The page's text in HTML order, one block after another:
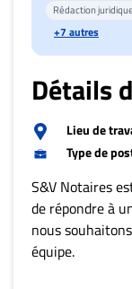
S’abonner
FAQ
confidentialité
Rédaction juridique
+7 autres
Détails
Lieu de
Type de
S&V Notaires
de répondre à
nous
équipe.